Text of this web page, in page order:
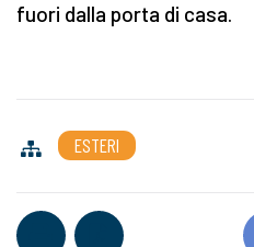
fuori dalla porta di casa.
ESTERI